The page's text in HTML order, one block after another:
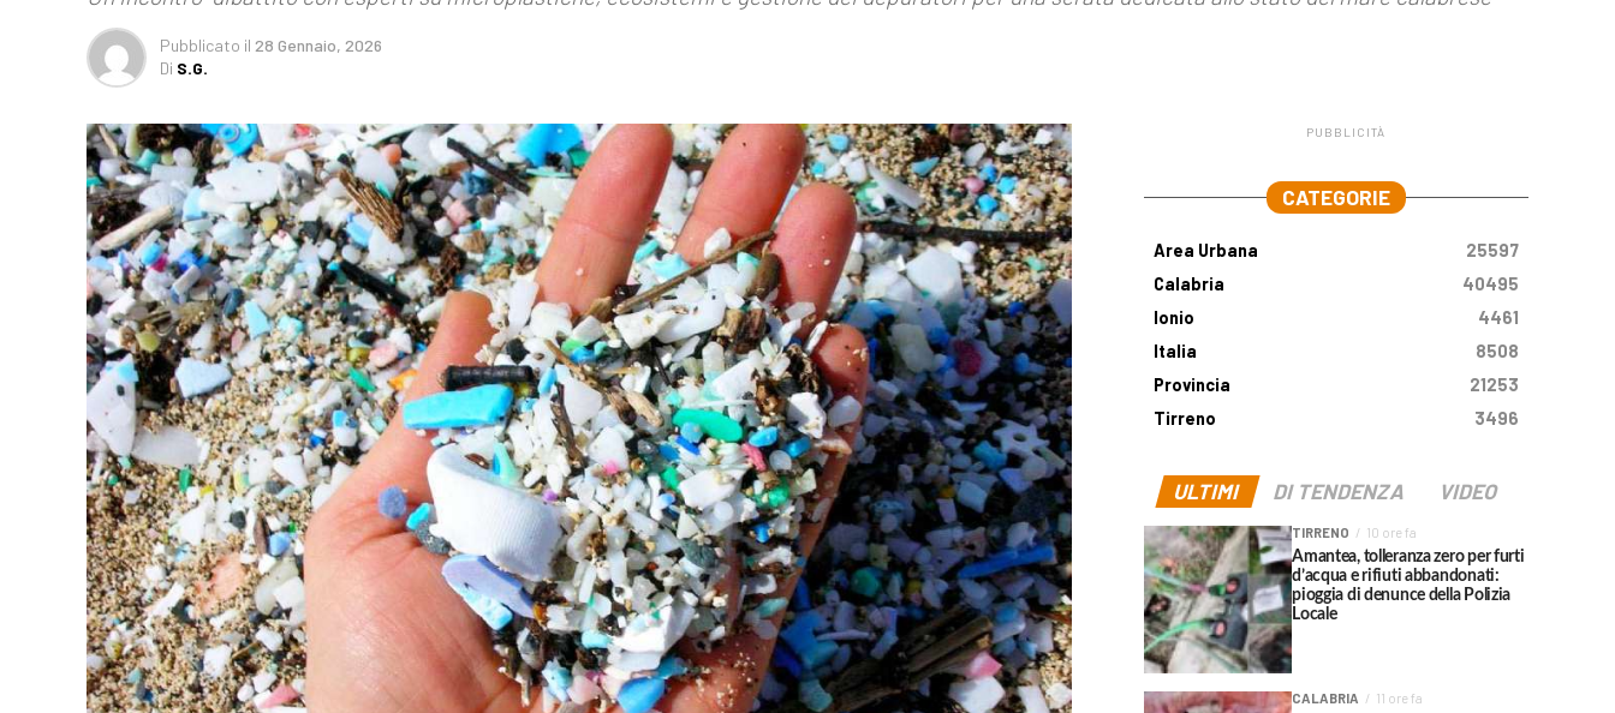
Pubblicato il 28 Gennaio, 2026
Di S.G.
PUBBLICITÀ
CATEGORIE
Area Urbana
25597
Calabria
40495
Ionio
4461
Italia
8508
Provincia
21253
Tirreno
3496
ULTIMI DI TENDENZA VIDEO
TIRRENO 10 ore fa
Amantea, tolleranza zero per furti
d’acqua e rifiuti abbandonati:
pioggia di denunce della Polizia
Locale
CALABRIA 11 ore fa